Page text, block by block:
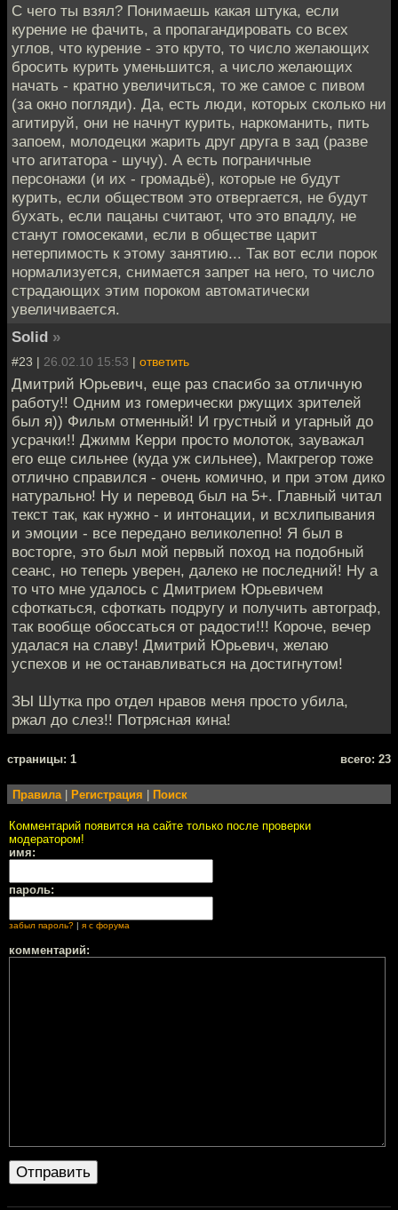
С чего ты взял? Понимаешь какая штука, если
курение не фачить, а пропагандировать со всех
углов, что курение - это круто, то число желающих
бросить курить уменьшится, а число желающих
начать - кратно увеличиться, то же самое с пивом
(за окно погляди). Да, есть люди, которых сколько ни
агитируй, они не начнут курить, наркоманить, пить
запоем, молодецки жарить друг друга в зад (разве
что агитатора - шучу). А есть пограничные
персонажи (и их - громадьё), которые не будут
курить, если обществом это отвергается, не будут
бухать, если пацаны считают, что это впадлу, не
станут гомосеками, если в обществе царит
нетерпимость к этому занятию... Так вот если порок
нормализуется, снимается запрет на него, то число
страдающих этим пороком автоматически
увеличивается.
Solid »
#23 | 26.02.10 15:53 | ответить
Дмитрий Юрьевич, еще раз спасибо за отличную
работу!! Одним из гомерически ржущих зрителей
был я)) Фильм отменный! И грустный и угарный до
усрачки!! Джимм Керри просто молоток, зауважал
его еще сильнее (куда уж сильнее), Макгрегор тоже
отлично справился - очень комично, и при этом дико
натурально! Ну и перевод был на 5+. Главный читал
текст так, как нужно - и интонации, и всхлипывания
и эмоции - все передано великолепно! Я был в
восторге, это был мой первый поход на подобный
сеанс, но теперь уверен, далеко не последний! Ну а
то что мне удалось с Дмитрием Юрьевичем
сфоткаться, сфоткать подругу и получить автограф,
так вообще обоссаться от радости!!! Короче, вечер
удалася на славу! Дмитрий Юрьевич, желаю
успехов и не останавливаться на достигнутом!
ЗЫ Шутка про отдел нравов меня просто убила,
ржал до слез!! Потрясная кина!
cтраницы: 1 всего: 23
Правила Регистрация Поиск
Комментарий появится на сайте только после проверки
модератором!
имя:
пароль:
забыл пароль? | я с форума
комментарий: